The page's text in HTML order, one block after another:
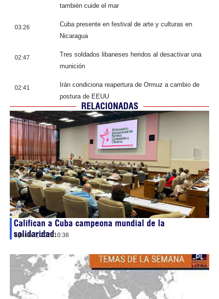
también cuide el mar
03:26
Cuba presente en festival de arte y culturas en
Nicaragua
02:47
Tres soldados libaneses heridos al desactivar una
munición
02:41
Irán condiciona reapertura de Ormuz a cambio de
postura de EEUU
RELACIONADAS
Califican a Cuba campeona mundial de la
solidaridad
agosto 8, 202610:38